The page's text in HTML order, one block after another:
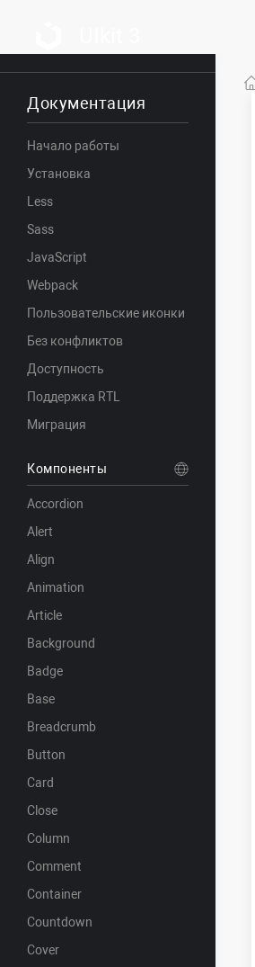
Документация
Начало работы
Установка
Less
Sass
JavaScript
Webpack
Пользовательские иконки
Без конфликтов
Доступность
Поддержка RTL
Миграция
Компоненты
Accordion
Alert
Align
Animation
Article
Background
Badge
Base
Breadcrumb
Button
Card
Close
Column
Comment
Container
Countdown
Cover